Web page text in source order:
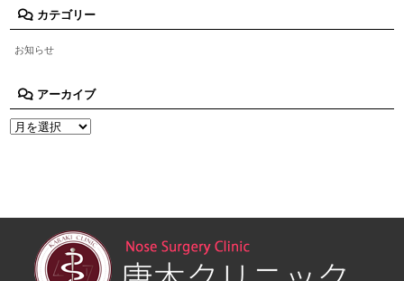
カテゴリー
お知らせ
アーカイブ